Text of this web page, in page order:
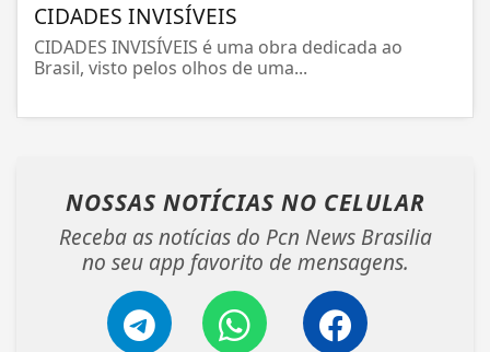
CIDADES INVISÍVEIS
CIDADES INVISÍVEIS é uma obra dedicada ao
Brasil, visto pelos olhos de uma...
NOSSAS NOTÍCIAS NO CELULAR
Receba as notícias do Pcn News Brasilia
no seu app favorito de mensagens.